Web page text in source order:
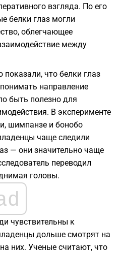
взгляда. По его
белки глаз могли
облегчающее
между
что белки глаз
направление
быть полезно для
В эксперименте
шимпанзе и бонобо
чаще следили
— они значительно чаще
переводил
головы.
чувствительны к
дольше смотрят на
них. Ученые считают, что